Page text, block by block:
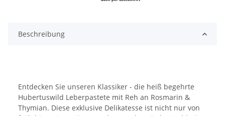
Beschreibung
Entdecken Sie unseren Klassiker - die heiß begehrte
Hubertuswild Leberpastete mit Reh an Rosmarin &
Thymian. Diese exklusive Delikatesse ist nicht nur von